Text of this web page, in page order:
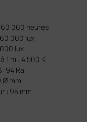
60 000 heures
000 lux
lux
1 m : 4 500 K
94 Ra
Ø mm
: 95 mm